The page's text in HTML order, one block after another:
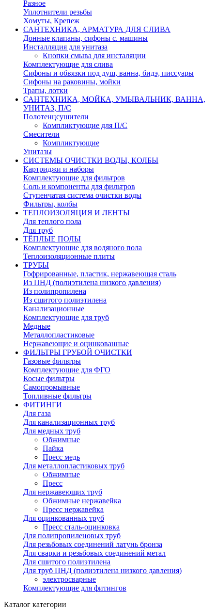
Разное
Уплотнители резьбы
Хомуты, Крепеж
САНТЕХНИКА, АРМАТУРА ДЛЯ СЛИВА
Донные клапаны, сифоны с. машины
Инсталляция для унитаза
Кнопки смыва для инсталяции
Комплектующие для слива
Сифоны и обвязки под душ, ванна, бидэ, писсуары
Сифоны на раковины, мойки
Трапы, лотки
САНТЕХНИКА, МОЙКА, УМЫВАЛЬНИК, ВАННА,
УНИТАЗ, П/С
Полотенцсушители
Компликтующие для П/С
Смесители
Компликтующие
Унитазы
СИСТЕМЫ ОЧИСТКИ ВОДЫ, КОЛБЫ
Картриджи и наборы
Комплектующие для фильтров
Соль и компоненты для фильтров
Ступенчатая система очистки воды
Фильтры, колбы
ТЕПЛОИЗОЛЯЦИЯ И ЛЕНТЫ
Для теплого пола
Для труб
ТЁПЛЫЕ ПОЛЫ
Комплектующие для водяного пола
Теплоизоляционные плиты
ТРУБЫ
Гофрированные, пластик, нержавеющая сталь
Из ПНД (полиэтилена низкого давления)
Из полипропилена
Из сшитого полиэтилена
Канализационные
Комплектующие для труб
Медные
Металлопластиковые
Нержавеющие и оцинкованные
ФИЛЬТРЫ ГРУБОЙ ОЧИСТКИ
Газовые фильтры
Комплектующие для ФГО
Косые фильтры
Самопромывные
Топливные фильтры
ФИТИНГИ
Для газа
Для канализационных труб
Для медных труб
Обжимные
Пайка
Пресс медь
Для металлопластиковых труб
Обжимные
Пресс
Для нержавеющих труб
Обжимные нержавейка
Пресс нержавейка
Для оцинкованных труб
Пресс сталь-оцинковка
Для полипропиленовых труб
Для резьбовых соединений латунь бронза
Для сварки и резьбовых соединений метал
Для сшитого полиэтилена
Для труб ПНД (полиэтилена низкого давления)
электросварные
Комплектующие для фитингов
Каталог категории